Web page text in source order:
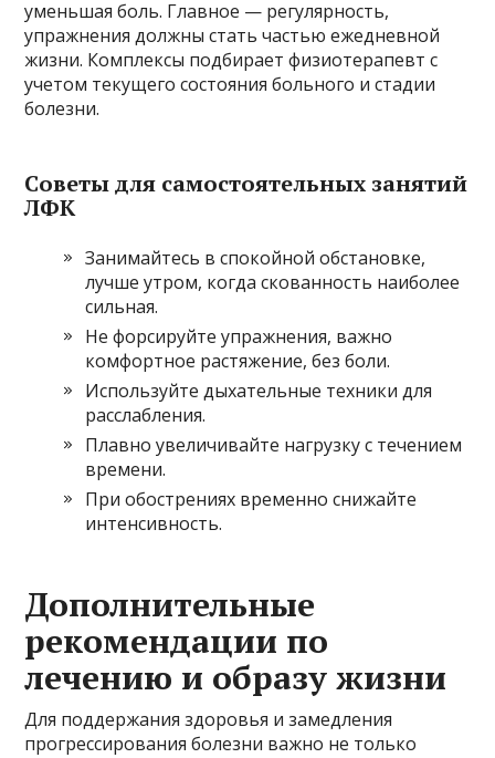
уменьшая боль. Главное — регулярность,
упражнения должны стать частью ежедневной
жизни. Комплексы подбирает физиотерапевт с
учетом текущего состояния больного и стадии
болезни.
Советы для самостоятельных занятий
ЛФК
Занимайтесь в спокойной обстановке,
лучше утром, когда скованность наиболее
сильная.
Не форсируйте упражнения, важно
комфортное растяжение, без боли.
Используйте дыхательные техники для
расслабления.
Плавно увеличивайте нагрузку с течением
времени.
При обострениях временно снижайте
интенсивность.
Дополнительные
рекомендации по
лечению и образу жизни
Для поддержания здоровья и замедления
прогрессирования болезни важно не только